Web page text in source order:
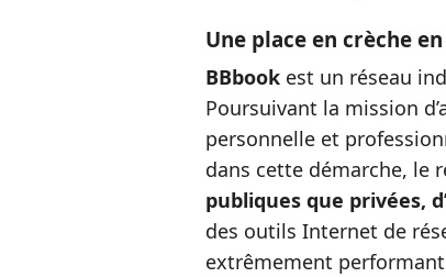
Une place en crèche
BBbook est un réseau
Poursuivant la mission
personnelle et
dans cette démarche, le
publiques que privées,
des outils Internet de
extrêmement